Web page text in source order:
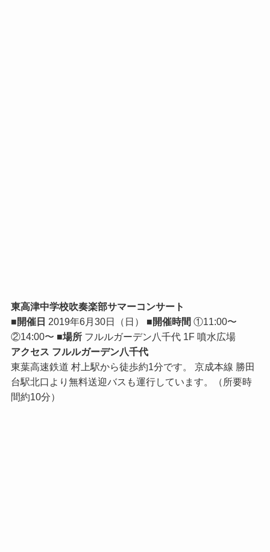
東高津中学校吹奏楽部サマーコンサート
■開催日 2019年6月30日（日） ■開催時間 ①11:00〜
②14:00〜 ■場所フルルガーデン八千代 1F 噴水広場
アクセス フルルガーデン八千代
東葉高速鉄道 村上駅から徒歩約1分です。 京成本線 勝田
台駅北口より無料送迎バスも運行しています。（所要時
間約10分）